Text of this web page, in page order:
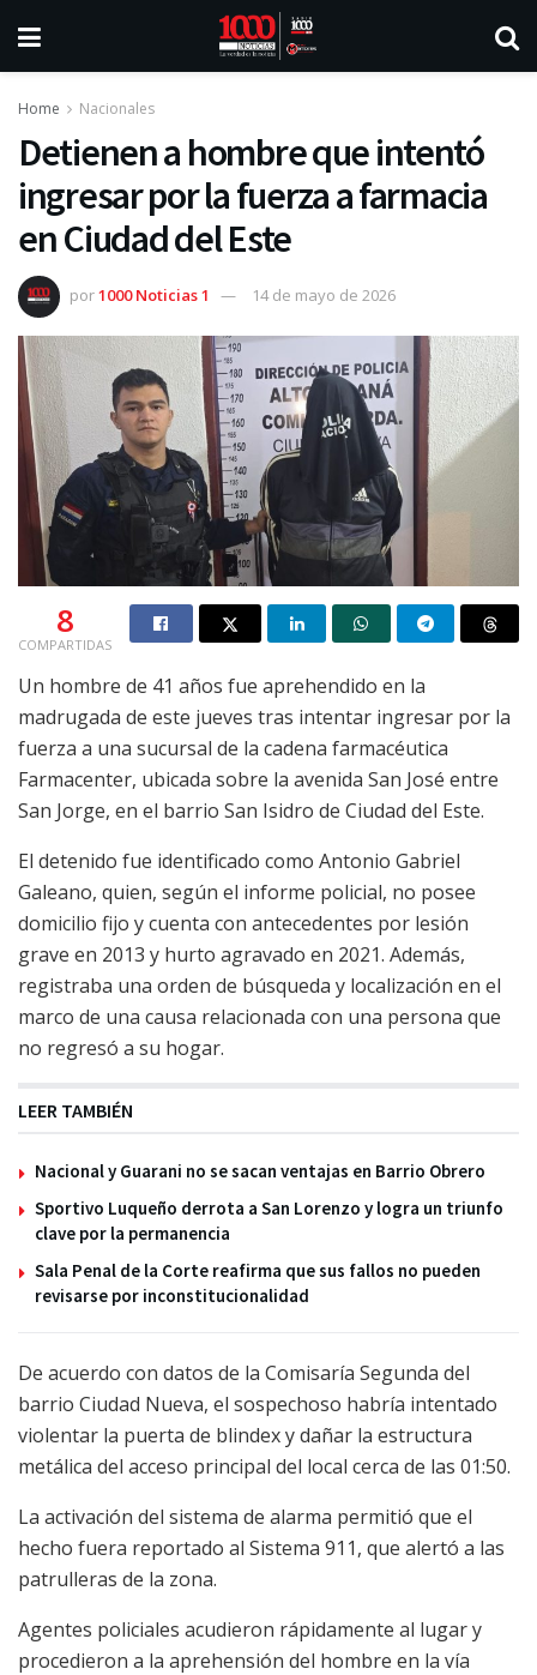
Home Nacionales
Detienen a hombre que intentó
ingresar por la fuerza a farmacia
en Ciudad del Este
por1000 Noticias 1 14 de mayo de 2026
8
COMPARTIDAS
Un hombre de 41 años fue aprehendido en la
madrugada de este jueves tras intentar ingresar por la
fuerza a una sucursal de la cadena farmacéutica
Farmacenter, ubicada sobre la avenida San José entre
San Jorge, en el barrio San Isidro de Ciudad del Este.
El detenido fue identificado como Antonio Gabriel
Galeano, quien, según el informe policial, no posee
domicilio fijo y cuenta con antecedentes por lesión
grave en 2013 y hurto agravado en 2021. Además,
registraba una orden de búsqueda y localización en el
marco de una causa relacionada con una persona que
no regresó a su hogar.
LEER TAMBIÉN
Nacional y Guarani no se sacan ventajas en Barrio Obrero
Sportivo Luqueño derrota a San Lorenzo y logra un triunfo
clave por la permanencia
Sala Penal de la Corte reafirma que sus fallos no pueden
revisarse por inconstitucionalidad
De acuerdo con datos de la Comisaría Segunda del
barrio Ciudad Nueva, el sospechoso habría intentado
violentar la puerta de blindex y dañar la estructura
metálica del acceso principal del local cerca de las 01:50.
La activación del sistema de alarma permitió que el
hecho fuera reportado al Sistema 911, que alertó a las
patrulleras de la zona.
Agentes policiales acudieron rápidamente al lugar y
procedieron a la aprehensión del hombre en la vía